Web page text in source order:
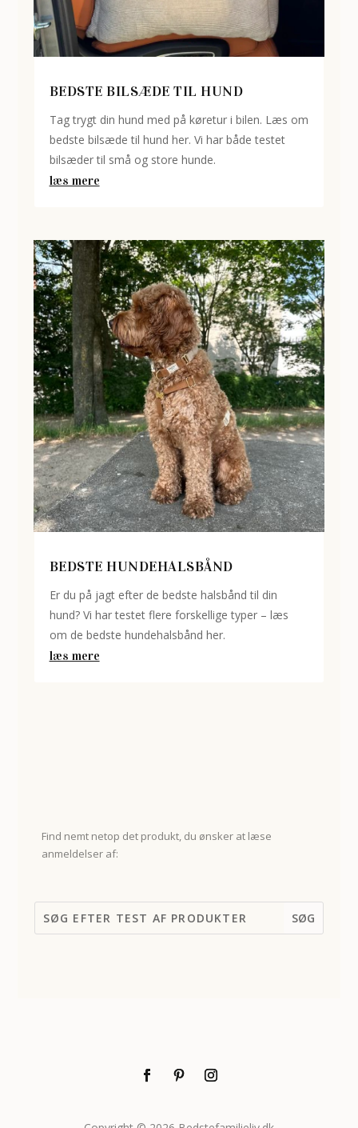
BEDSTE BILSÆDE TIL HUND
Tag trygt din hund med på køretur i bilen. Læs om
bedste bilsæde til hund her. Vi har både testet
bilsæder til små og store hunde.
læs mere
BEDSTE HUNDEHALSBÅND
Er du på jagt efter de bedste halsbånd til din
hund? Vi har testet flere forskellige typer – læs
om de bedste hundehalsbånd her.
læs mere
Find nemt netop det produkt, du ønsker at læse
anmeldelser af: